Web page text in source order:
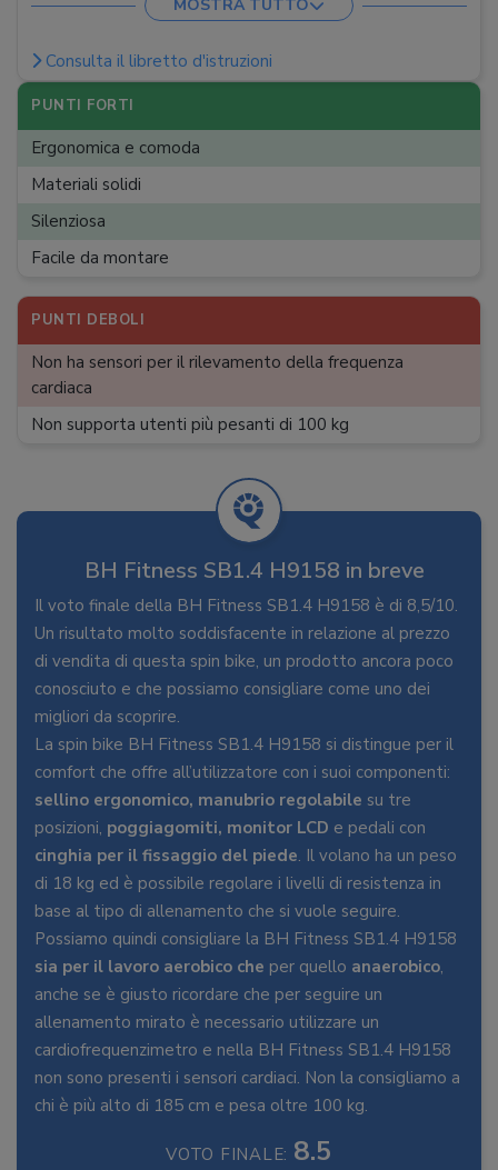
Rilevazione battito cardiaco:No
Dimensioni: 104 x 49 x 117 cm
Peso:39 kg
MOSTRA TUTTO
Consulta il libretto d'istruzioni
PUNTI FORTI
Ergonomica e comoda
Materiali solidi
Silenziosa
Facile da montare
PUNTI DEBOLI
Non ha sensori per il rilevamento della frequenza
cardiaca
Non supporta utenti più pesanti di 100 kg
BH Fitness SB1.4 H9158 in breve
Il voto finale della BH Fitness SB1.4 H9158 è di 8,5/10.
Un risultato molto soddisfacente in relazione al prezzo
di vendita di questa spin bike, un prodotto ancora poco
conosciuto e che possiamo consigliare come uno dei
migliori da scoprire.
La spin bike BH Fitness SB1.4 H9158 si distingue per il
comfort che offre all’utilizzatore con i suoi componenti:
sellino ergonomico, manubrio regolabile su tre
posizioni, poggiagomiti, monitor LCD e pedali con
cinghia per il fissaggio del piede. Il volano ha un peso
di 18 kg ed è possibile regolare i livelli di resistenza in
base al tipo di allenamento che si vuole seguire.
Possiamo quindi consigliare la BH Fitness SB1.4 H9158
sia per il lavoro aerobico che per quello anaerobico,
anche se è giusto ricordare che per seguire un
allenamento mirato è necessario utilizzare un
cardiofrequenzimetro e nella BH Fitness SB1.4 H9158
non sono presenti i sensori cardiaci. Non la consigliamo a
chi è più alto di 185 cm e pesa oltre 100 kg.
VOTO FINALE: 8.5